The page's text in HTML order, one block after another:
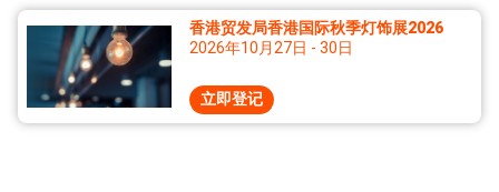
香港贸发局香港国际秋季灯饰展2026
2026年10月27日 - 30日
立即登记